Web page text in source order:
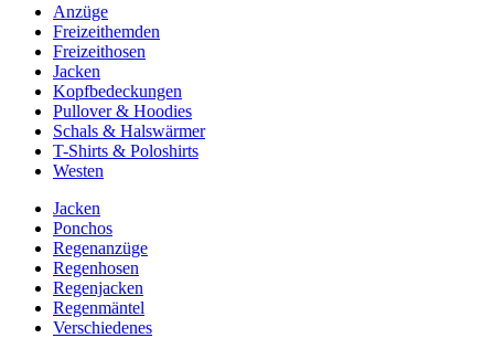
Anzüge
Freizeithemden
Freizeithosen
Jacken
Kopfbedeckungen
Pullover & Hoodies
Schals & Halswärmer
T-Shirts & Poloshirts
Westen
Jacken
Ponchos
Regenanzüge
Regenhosen
Regenjacken
Regenmäntel
Verschiedenes